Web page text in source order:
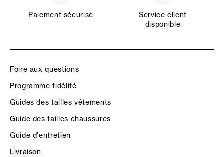
Paiement sécurisé
Service client
disponible
Foire aux questions
Programme fidélité
Guides des tailles vêtements
Guide des tailles chaussures
Guide d'entretien
Livraison